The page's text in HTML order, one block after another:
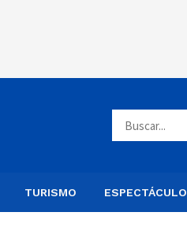
TURISMO ESPECTÁCULO